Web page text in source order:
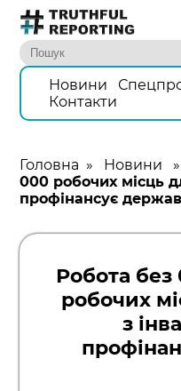
Новини
Контакти
Головна » Новини »
000 робочих місць
профінансує
Робота без
робочих
з